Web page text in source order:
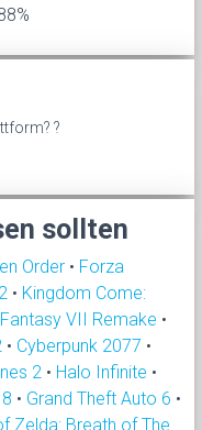
?
sollten
Order • Forza
• Kingdom Come:
VII Remake •
• Cyberpunk 2077 •
2 • Halo Infinite •
• Grand Theft Auto 6 •
Zelda: Breath of The